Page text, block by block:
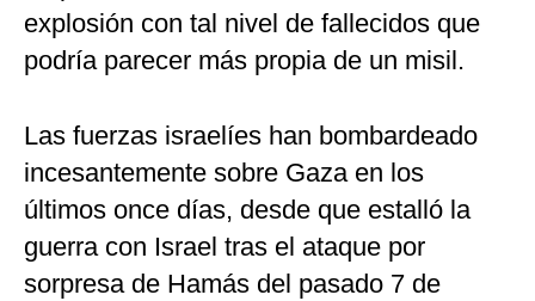
explosión con tal nivel de fallecidos que
podría parecer más propia de un misil.
Las fuerzas israelíes han bombardeado
incesantemente sobre Gaza en los
últimos once días, desde que estalló la
guerra con Israel tras el ataque por
sorpresa de Hamás del pasado 7 de